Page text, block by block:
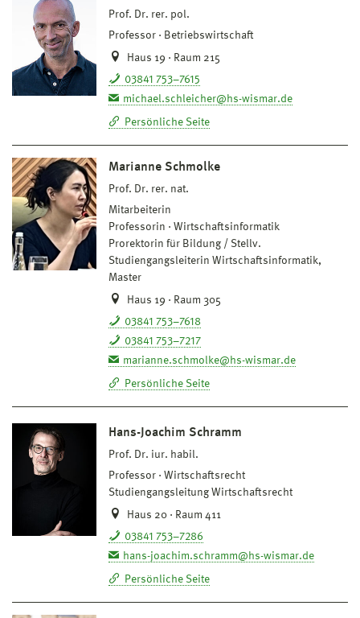
Prof. Dr. rer. pol.
Professor
Betriebswirtschaft
Haus 19 · Raum 215
03841 753–7615
michael.schleicher@hs-wismar.de
Persönliche Seite
Marianne Schmolke
Prof. Dr. rer. nat.
Mitarbeiterin
Professorin
Wirtschaftsinformatik
Prorektorin für Bildung / Stellv.
Studiengangsleiterin Wirtschaftsinformatik,
Master
Haus 19 · Raum 305
03841 753–7618
03841 753–7217
marianne.schmolke@hs-wismar.de
Persönliche Seite
Hans-Joachim Schramm
Prof. Dr. iur. habil.
Professor
Wirtschaftsrecht
Studiengangsleitung Wirtschaftsrecht
Haus 20 · Raum 411
03841 753–7286
hans-joachim.schramm@hs-wismar.de
Persönliche Seite